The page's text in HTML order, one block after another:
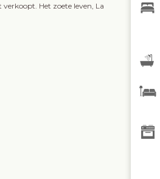
Het zoete leven, La